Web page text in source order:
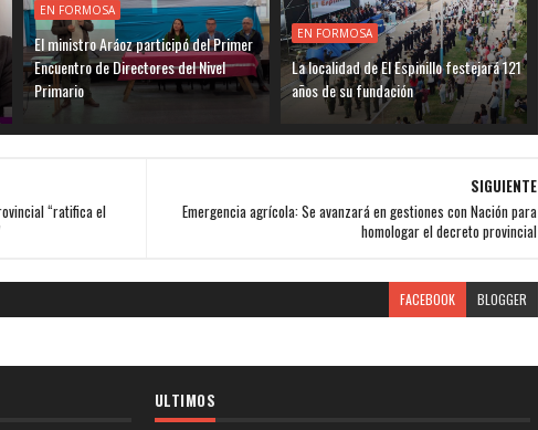
EN FORMOSA
El ministro Aráoz participó del Primer
Encuentro de Directores del Nivel
Primario
EN FORMOSA
La localidad de El Espinillo festejará 121
años de su fundación
SIGUIENTE
Emergencia agrícola: Se avanzará en gestiones con Nación para
homologar el decreto provincial
“ratifica el
FACEBOOK BLOGGER
ULTIMOS